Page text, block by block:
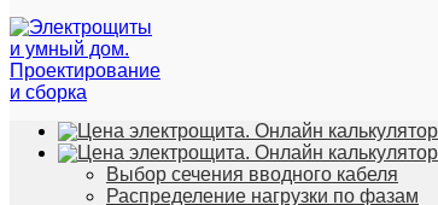
Выбор сечения вводного кабеля
Распределение нагрузки по фазам